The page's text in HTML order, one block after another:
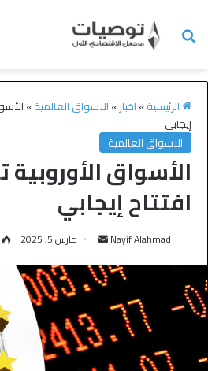
الرئيسية» اخبار» الاسواق العالمية»
إيجابي
الاسواق العالمية
الأسواق الأوروبية
افتتاح إيجابي
Nayif Alahmad مارس 5, 2025